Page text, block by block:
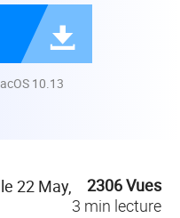

10.13
le 22 May, 2306Vues
3 min lecture